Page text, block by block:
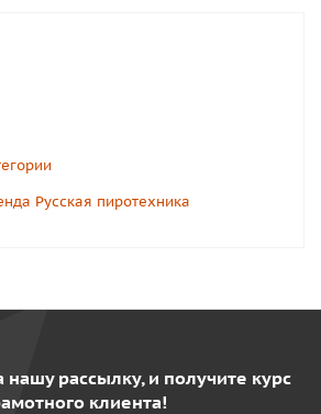
Русская пиротехника
рассылку, и получите курс
клиента!